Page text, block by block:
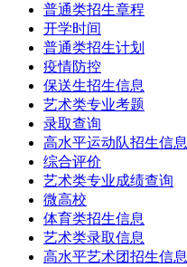
普通类招生章程
开学时间
普通类招生计划
疫情防控
保送生招生信息
艺术类专业考题
录取查询
高水平运动队招生信息
综合评价
艺术类专业成绩查询
微高校
体育类招生信息
艺术类录取信息
高水平艺术团招生信息